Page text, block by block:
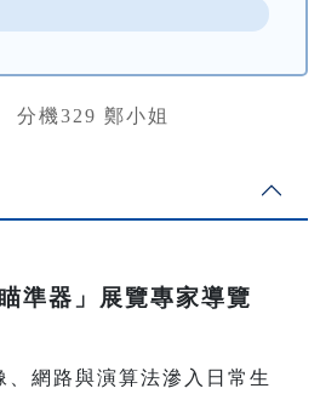
分機329 鄭小姐
準器」展覽專家導覽
網路與演算法滲入日常生